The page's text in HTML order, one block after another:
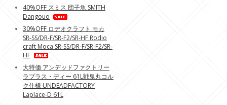
40%OFF スミス 団子魚 SMITH
Dangouo
30%OFF ロデオクラフト モカ
SR-SS/DR-F/SR-F2/SR-HF Rodio
craft Moca SR-SS/DR-F/SR-F2/SR-
HF
大特価 アンデッドファクトリー
ラプラス・ディー 61L戦鬼丸コル
ク仕様 UNDEADFACTORY
Laplace-D 61L